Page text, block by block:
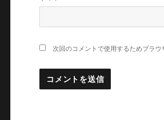
次回のコメントで使用するためブラ